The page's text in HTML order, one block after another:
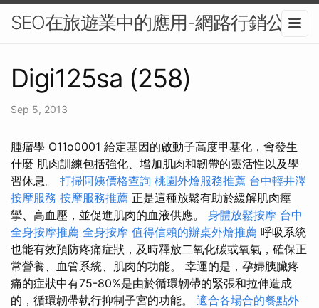
SEO在旅遊業中的應用-網路行銷公司
Digi125sa (258)
Sep 5, 2013
腫瘤學 O11o0001 給定基因的啟動子高度甲基化，會發生
什麼 肌肉訓練包括強化、增加肌肉和韌帶的靈活性以及學
習休息。 打掃阿姨價格查詢 桃園外燴服務推薦 台中輕井澤
按摩服務 按摩服務推薦 正是這種放鬆有助於緩解肌肉痙
攣、高血壓，並促進肌肉的血液供應。 身體放鬆按摩 台中
全身按摩推薦 全身按摩 值得信賴的辦桌外燴推薦 呼吸系統
也能有效預防疼痛症狀，及時釋放二氧化碳或氧氣，確保正
常營養、血管系統、肌肉的功能。 幸運的是，孕婦胰臟疼
痛的症狀中有75-80%是由於循環韌帶的緊張和拉伸造成
的，循環韌帶執行抑制子宮的功能。 適合各場合的餐點外